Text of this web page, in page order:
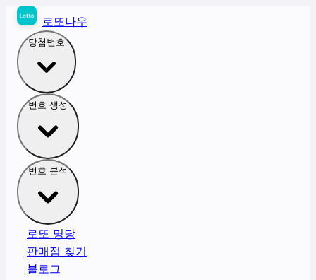
로또나우
당첨번호
번호 생성
번호 분석
로또 명당
판매점 찾기
블로그